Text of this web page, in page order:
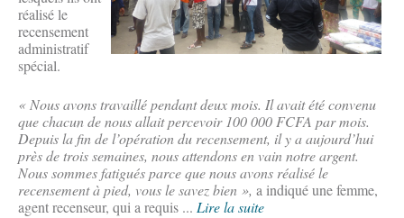
réalisé le
recensement
administratif
spécial.
« Nous avons travaillé pendant deux mois. Il avait été convenu
que chacun de nous allait percevoir 100 000 FCFA par mois.
Depuis la fin de l’opération du recensement, il y a aujourd’hui
près de trois semaines, nous attendons en vain notre argent.
Nous sommes fatigués parce que nous avons réalisé le
recensement à pied, vous le savez bien », a indiqué une femme,
agent recenseur, qui a requis ... Lire la suite